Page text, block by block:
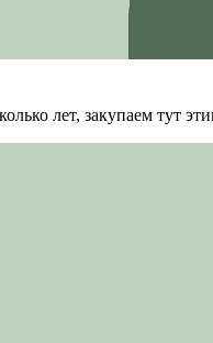
лет, закупаем тут